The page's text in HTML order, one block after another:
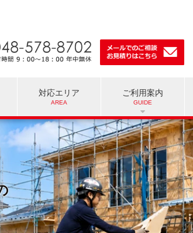
対応エリア ご利用案内